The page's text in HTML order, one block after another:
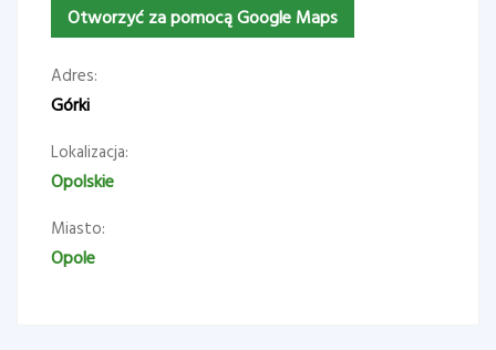
Otworzyć za pomocą Google Maps
Adres:
Górki
Lokalizacja:
Opolskie
Miasto:
Opole